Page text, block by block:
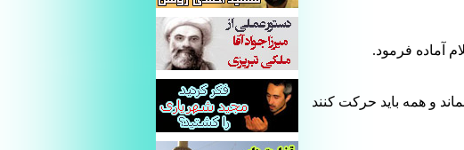
آماده فرمود.
و همه باید حرکت کنند